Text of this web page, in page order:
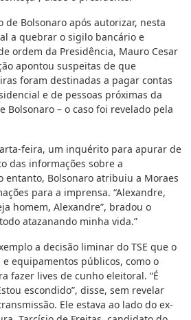
de Bolsonaro após autorizar, nesta
a quebrar o sigilo bancário e
ordem da Presidência, Mauro Cesar
apontou suspeitas de que
foram destinadas a pagar contas
e de pessoas próximas da
Bolsonaro – o caso foi revelado pela
feira, um inquérito para apurar de
das informações sobre a
entanto, Bolsonaro atribuiu a Moraes
para a imprensa. “Alexandre,
homem, Alexandre”, bradou o
atazanando minha vida.”
a decisão liminar do TSE que o
equipamentos públicos, como o
fazer lives de cunho eleitoral. “É
escondido”, disse, sem revelar
Ele estava ao lado do ex-